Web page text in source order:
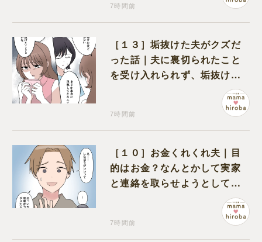
7時間前
［１３］垢抜けた夫がクズだ
った話｜夫に裏切られたこと
を受け入れられず、垢抜けた
ことが関係しているのかと嘆
7時間前
［１０］お金くれくれ夫｜目
的はお金？なんとかして実家
と連絡を取らせようとしてく
7時間前